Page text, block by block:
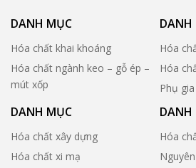
DANH MỤC
Hóa chất khai khoáng
Hóa chất ngành keo – gỗ ép –
mút xốp
DANH
Hóa
Hóa
Phụ
DANH MỤC
Hóa chất xây dựng
Hóa chất xi mạ
DANH
Hóa